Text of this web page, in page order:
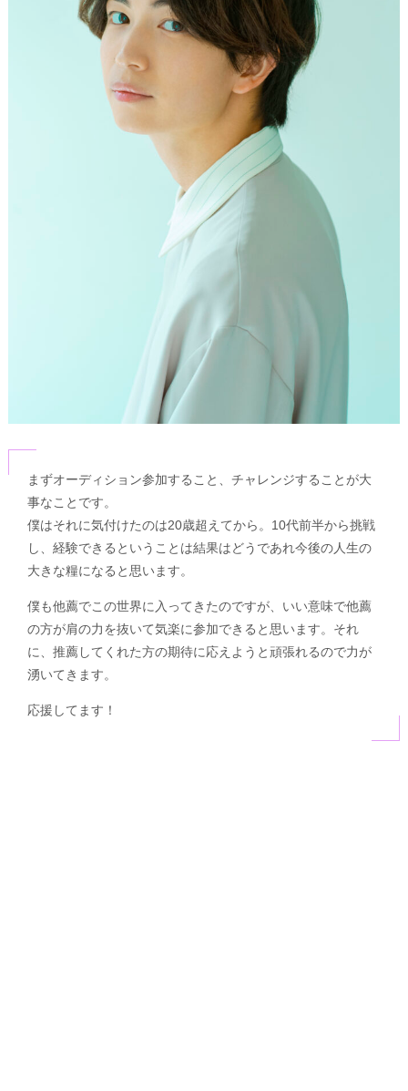
まずオーディション参加すること、チャレンジすることが大
事なことです。
僕はそれに気付けたのは20歳超えてから。10代前半から挑戦
し、経験できるということは結果はどうであれ今後の人生の
大きな糧になると思います。
僕も他薦でこの世界に入ってきたのですが、いい意味で他薦
の方が肩の力を抜いて気楽に参加できると思います。それ
に、推薦してくれた方の期待に応えようと頑張れるので力が
湧いてきます。
応援してます！